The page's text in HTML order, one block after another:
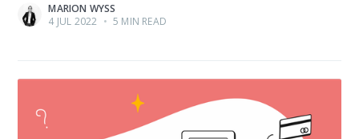
MARION WYSS
4 JUL 2022 • 5 MIN READ